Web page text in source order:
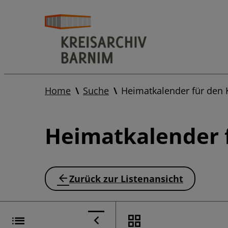
Home Suche Heimatkalender für den
Heimatkalender
Zurück zur Listenansicht